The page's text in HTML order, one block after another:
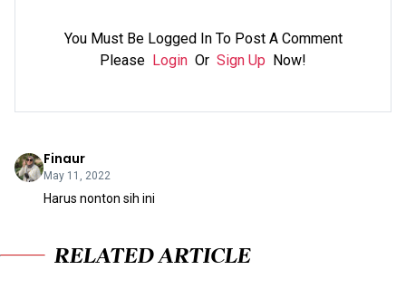
You Must Be Logged In To Post A Comment
Please Login Or Sign Up Now!
Finaur
May 11, 2022
Harus nonton sih ini
RELATED ARTICLE